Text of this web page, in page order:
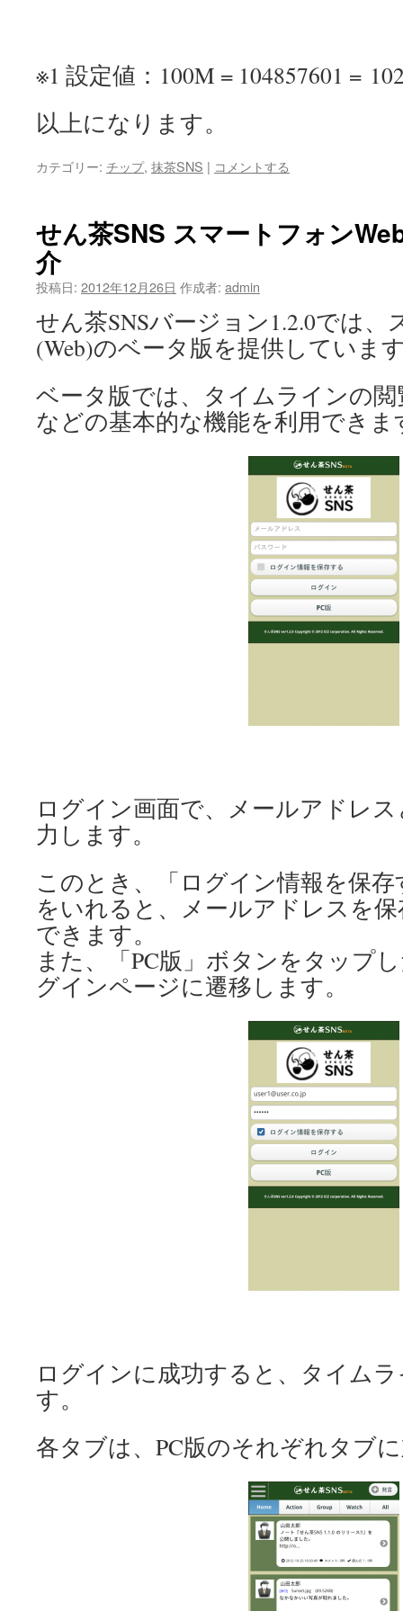
※1 設定値：100M = 104857601 =
以上になります。
カテゴリー: チップ, 抹茶SNS | コメントする
せん茶SNS スマートフォン
介
投稿日: 2012年12月26日 作成者: admin
せん茶SNSバージョン1.2.0では、
(Web)のベータ版を提供していま
ベータ版では、タイムラインの
などの基本的な機能を利用できま
ログイン画面で、メールアドレ
力します。
このとき、「ログイン情報を保
をいれると、メールアドレスを
できます。
また、「PC版」ボタンをタップ
グインページに遷移します。
ログインに成功すると、タイム
す。
各タブは、PC版のそれぞれタブ